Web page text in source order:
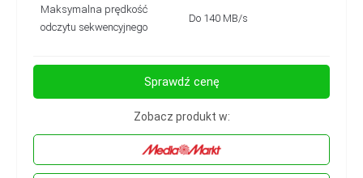
Maksymalna prędkość
odczytu sekwencyjnego
Do 140 MB/s
Sprawdź cenę
Zobacz produkt w: